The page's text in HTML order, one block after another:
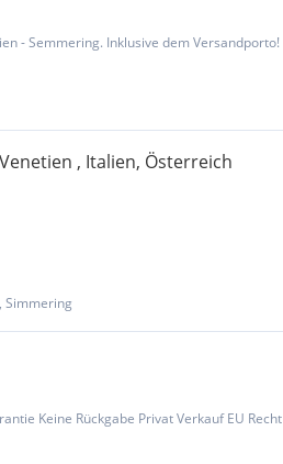
- Semmering. Inklusive dem Versandporto!
, Italien, Österreich
Simmering
Keine Rückgabe Privat Verkauf EU Recht